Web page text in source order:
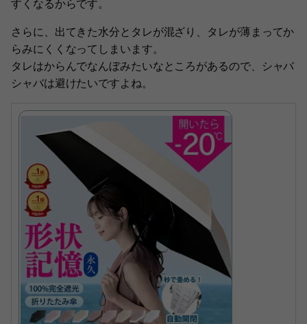
すくなるからです。
さらに、出てきた水分とタレが混ざり、タレが薄まってか
らみにくくなってしまいます。
タレはからんでなんぼみたいなところがあるので、シャバ
シャバは避けたいですよね。